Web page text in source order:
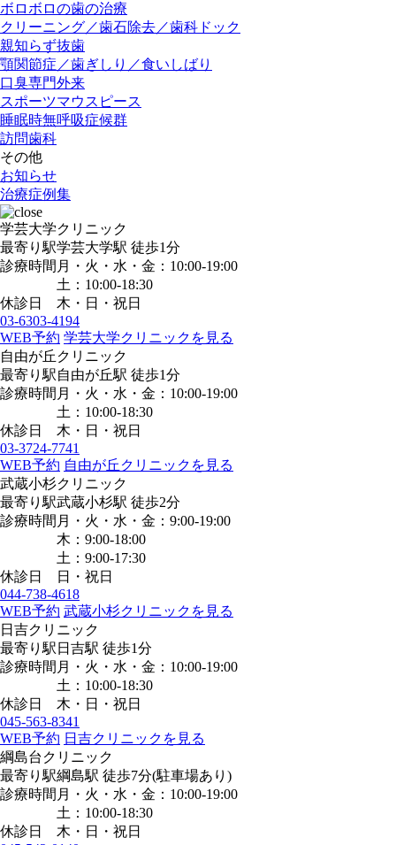
ボロボロの歯の治療
クリーニング／歯石除去／歯科ドック
親知らず抜歯
顎関節症／歯ぎしり／食いしばり
口臭専門外来
スポーツマウスピース
睡眠時無呼吸症候群
訪問歯科
その他
お知らせ
治療症例集
学芸大学クリニック
最寄り駅学芸大学駅 徒歩1分
診療時間 月・火・水・金：10:00-19:00
土：10:00-18:30
休診日
木・日・祝日
03-6303-4194
WEB予約 学芸大学クリニックを見る
自由が丘クリニック
最寄り駅自由が丘駅 徒歩1分
診療時間 月・火・水・金：10:00-19:00
土：10:00-18:30
休診日
木・日・祝日
03-3724-7741
WEB予約 自由が丘クリニックを見る
武蔵小杉クリニック
最寄り駅武蔵小杉駅 徒歩2分
診療時間 月・火・水・金：9:00-19:00
木：9:00-18:00
土：9:00-17:30
休診日
日・祝日
044-738-4618
WEB予約 武蔵小杉クリニックを見る
日吉クリニック
最寄り駅 日吉駅 徒歩1分
診療時間 月・火・水・金：10:00-19:00
土：10:00-18:30
休診日
木・日・祝日
045-563-8341
WEB予約 日吉クリニックを見る
綱島台クリニック
最寄り駅綱島駅 徒歩7分(駐車場あり)
診療時間 月・火・水・金：10:00-19:00
土：10:00-18:30
休診日
木・日・祝日